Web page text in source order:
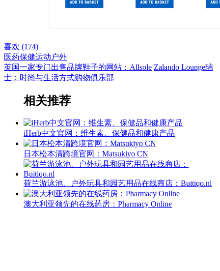
喜欢 (174)
医药保健运动户外
英国一家专门出售品牌鞋子的网站：Allsole Zalando Lounge瑞
士：时尚与生活方式购物俱乐部
相关推荐
iHerb中文官网：维生素、保健品和健康产品
日本松本清跨境官网：Matsukiyo CN
荷兰游泳池、户外玩具和园艺用品在线商店：Buitiqo.nl
澳大利亚领先的在线药房：Pharmacy Online